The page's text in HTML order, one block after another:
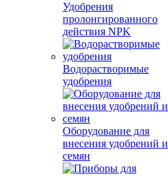
Удобрения
пролонгированного
действия NPK
Водорастворимые
удобрения
Оборудование для
внесения удобрений и
семян